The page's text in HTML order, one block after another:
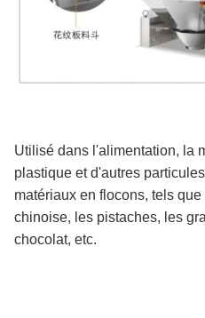
Utilisé dans l'alimentation, la
plastique et d'autres
matériaux en flocons, tels
chinoise, les pistaches, les
chocolat, etc.